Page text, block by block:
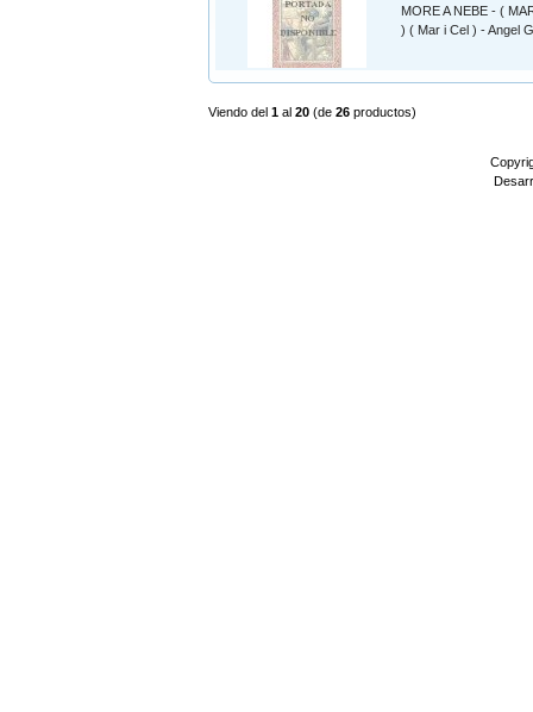
MORE A NEBE - (
) ( Mar i Cel ) - Angel
Viendo del 1 al 20 (de 26 productos)